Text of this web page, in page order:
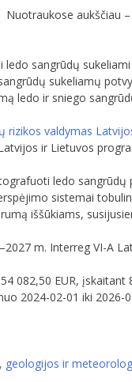
Nuotraukose aukščiau
ledo sangrūdų
sukeliamų
ledo ir sniego
valdymas
ir Lietuvos
ledo
sistemai
iššūkiams,
m. Interreg VI-A
082,50 EUR, įskaitant
2024-02-01 iki 2026-
geologijos ir